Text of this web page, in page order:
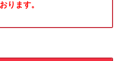
ります。